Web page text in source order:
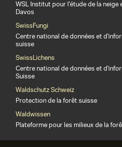
WSL Institut pour l’étude de la
Davos
SwissFungi
Centre national de données et
suisse
SwissLichens
Centre national de données et
Suisse
Waldschutz Schweiz
Protection de la forêt suisse
Waldwissen
Plateforme pour les milieux de la